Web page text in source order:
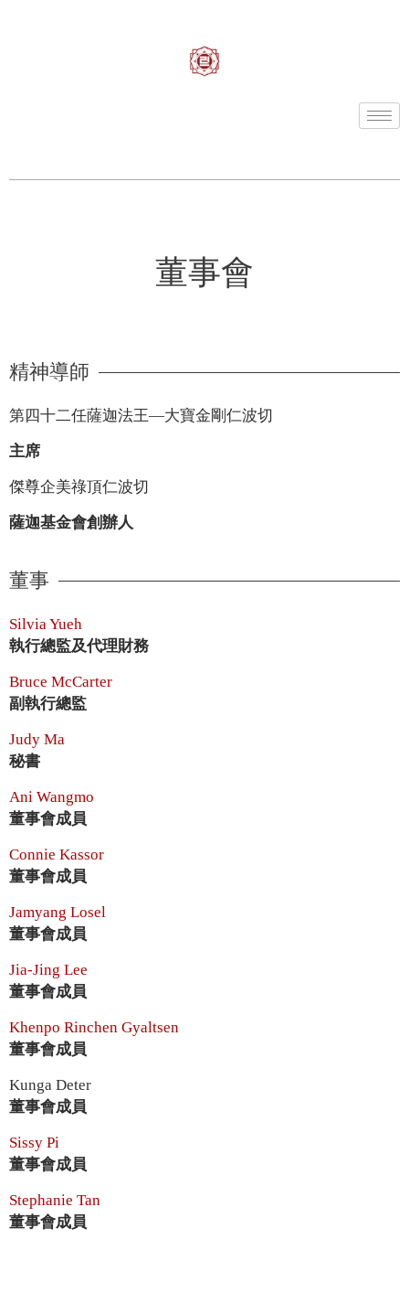
董事會
精神導師
第四十二任薩迦法王—大寶金剛仁波切
主席
傑尊企美祿頂仁波切
薩迦基金會創辦人
董事
Silvia Yueh
執行總監及代理財務
Bruce McCarter
副執行總監
Judy Ma
秘書
Ani Wangmo
董事會成員
Connie Kassor
董事會成員
Jamyang Losel
董事會成員
Jia-Jing Lee
董事會成員
Khenpo Rinchen Gyaltsen
董事會成員
Kunga Deter
董事會成員
Sissy Pi
董事會成員
Stephanie Tan
董事會成員